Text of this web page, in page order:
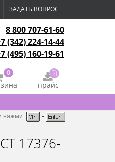
ЗАДАТЬ ВОПРОС
8 800 707-61-60
(342) 224-14-44
(495) 160-19-61
0
прайс
нажми
17376-